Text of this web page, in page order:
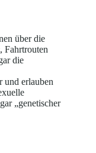
über die
Fahrtrouten
die
und erlauben
„genetischer